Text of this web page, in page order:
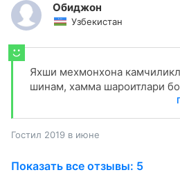
Обиджон
Узбекистан
Яхши мехмонхона
шинам, хамма шароитлари
Гостил 2019 в июне
Показать все отзывы: 5